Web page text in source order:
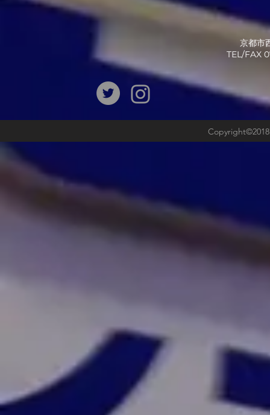
京都市
​TEL/FAX